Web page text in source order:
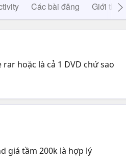
Các bài đăng Giới thiệu
hoặc là cả 1 DVD chứ sao
giá tầm 200k là hợp lý